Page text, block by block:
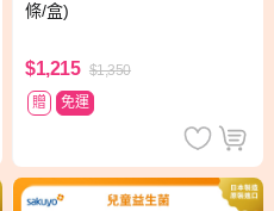
條/盒)
$1,215 $1,350
贈
免運